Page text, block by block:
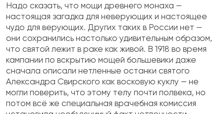
Надо сказать, что мощи древнего монаха —
настоящая загадка для неверующих и настоящее
чудо для верующих. Других таких в России нет —
они сохранились настолько удивительным образом,
что святой лежит в раке как живой. В 1918 во время
кампании по вскрытию мощей большевики даже
сначала описали нетленные останки святого
Александра Свирского как восковую куклу — не
могли поверить, что этому телу почти полвека, но
потом всё же специальная врачебная комиссия